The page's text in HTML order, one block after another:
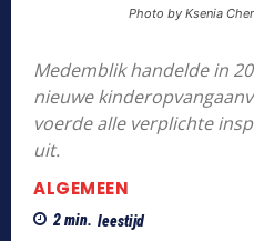
Photo by Ksenia
Medemblik handelde in
nieuwe
voerde alle verplichte
uit.
ALGEMEEN
2min. leestijd